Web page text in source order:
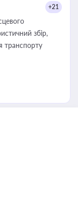
+21
збір,
плату за земельні ділянки, за паркування транспорту